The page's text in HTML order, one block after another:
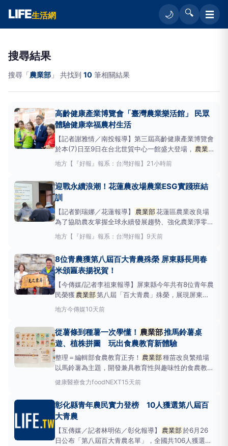
LIFE生活網 🌙 🔍 ☰
搜尋結果
搜尋「農業部 」 共找到 10 筆相關結果
高齡健康產業博覽會「臺灣農業樂活館」 民眾
體驗健康幸福農村生活
【記者謝雅情／南投報導】第三屆高齡健康產業博覽會
於本(7)日至9日在台北世貿中心一館盛大登場， 農業
部 以「綠色照顧．銀向幸福」為主題設置「臺灣農業
樂活館」，整合綠色照顧、銀髮友善食品等成果，透過
合健康促進、高齡友善及永續發展的多元成果。農業
部
地方 【『好報』報系：台灣好報】 21小時前
迎戰永續浪潮！花蓮農改場農業ESG實踐班結
訓
【記者劉瑞娜／花蓮報導】 農業部花蓮區農業改良場
為了協助農友掌握全球永續發展趨勢、強化農業淨零碳
排與永續經營觀念，並運用低碳轉型與永續策略創造產
品多元附加價值，進而提升整體農業產值與產業競爭
院進階訓練-農業ESG職能及實踐班，吸引了對農
地方 【『好報』報系：台灣好報】 9天前
8位青農獲第八屆百大青農殊榮 屏東縣長周春
米頒匾表揚祝賀！
【今傳媒/記者李祖東報導】屏東縣今年共有8位青年農
民榮獲 農業部第八屆「百大青農」殊榮，展現屏東青
年農民在智慧農業、品牌經營、農產加工及永續發展等
面向的優異成果。屏東縣長周春米於昨（28）日頒贈
新思維與堅持，為屏東農業注入新動能，也讓全國看見
屏東農業
地方今傳媒10天前
從薯條到種薯一次學懂！ 農業部推馬鈴薯桌
遊、植株拼圖 玩出食農教育新體驗
整理＝編輯部食農教育正夯！ 農業部種苗改良繁殖場
以馬鈴薯為主題，開發兼具教育性與趣味性的食農教學
模組，包括「馬鈴薯植株拼圖」與「薯來寶桌遊」，透
過寓教娛樂的互動式教學設計，引導學習者認識馬鈴薯
場表示，馬鈴薯可作為蔬菜或主食，也能加工製成薯
條、洋芋片、澱粉
健康醫療食力foodNEXT15天前
彰化縣青年農民實力登榜 10人獲選第八屆百
大青農
【互傳媒／記者林明佑／彰化報導】 農業部於6月26
日公布「第八屆百大青農名單」，全國共106人獲選，